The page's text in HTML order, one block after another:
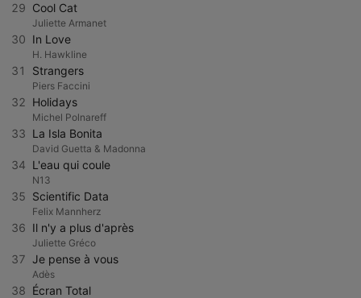
29 Cool Cat
Juliette Armanet
30 In Love
H. Hawkline
31 Strangers
Piers Faccini
32 Holidays
Michel Polnareff
33 La Isla Bonita
David Guetta & Madonna
34 L'eau qui coule
N13
35 Scientific Data
Felix Mannherz
36 Il n'y a plus d'après
Juliette Gréco
37 Je pense à vous
Adès
38 Écran Total